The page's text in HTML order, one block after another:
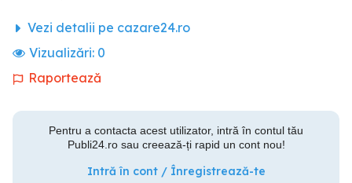
Vezi detalii pe cazare24.ro
Vizualizări: 0
Raportează
Pentru a contacta acest utilizator, intră în contul tău
Publi24.ro sau creează-ți rapid un cont nou!
Intră în cont / Înregistrează-te